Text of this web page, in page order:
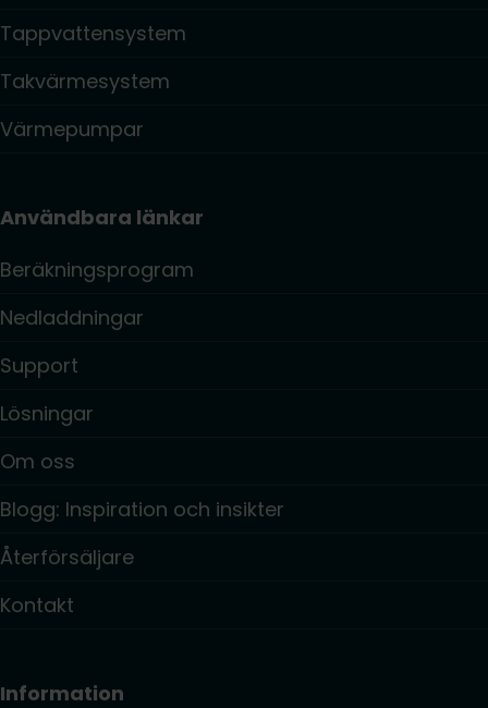
Tappvattensystem
Takvärmesystem
Värmepumpar
Användbara länkar
Beräkningsprogram
Nedladdningar
Support
Lösningar
Om oss
Blogg: Inspiration och insikter
Återförsäljare
Kontakt
Information